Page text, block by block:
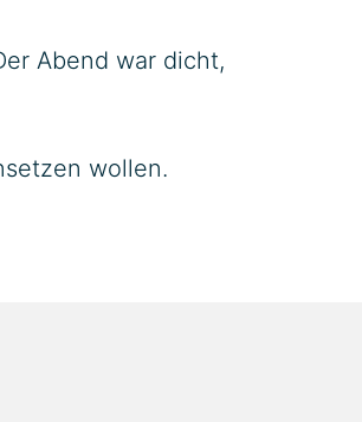
Abend war dicht,
wollen.